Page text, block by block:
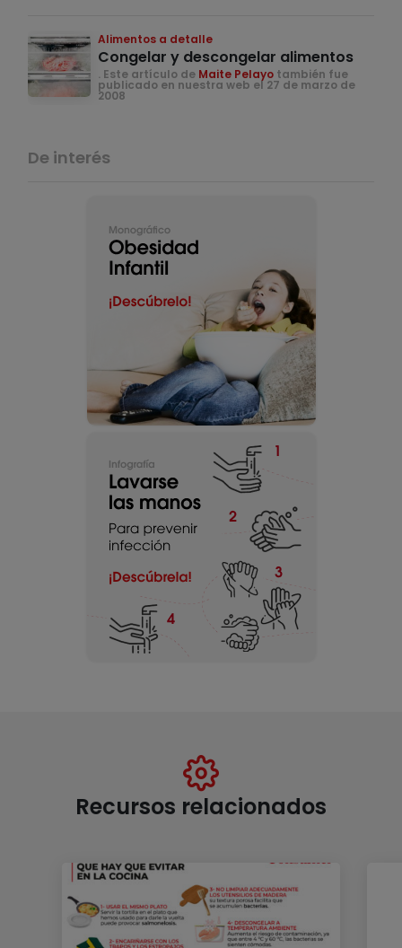
Alimentos a detalle
Congelar y descongelar alimentos
. Este artículo de Maite Pelayo también fue
publicado en nuestra web el 27 de marzo de
2008
De interés
Recursos relacionados